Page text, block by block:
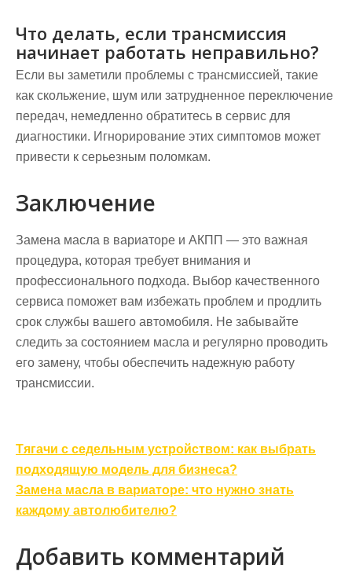
Что делать, если трансмиссия
начинает работать неправильно?
Если вы заметили проблемы с трансмиссией, такие
как скольжение, шум или затрудненное переключение
передач, немедленно обратитесь в сервис для
диагностики. Игнорирование этих симптомов может
привести к серьезным поломкам.
Заключение
Замена масла в вариаторе и АКПП — это важная
процедура, которая требует внимания и
профессионального подхода. Выбор качественного
сервиса поможет вам избежать проблем и продлить
срок службы вашего автомобиля. Не забывайте
следить за состоянием масла и регулярно проводить
его замену, чтобы обеспечить надежную работу
трансмиссии.
Навигация
по
записям
Тягачи с седельным устройством: как выбрать
подходящую модель для бизнеса?
Замена масла в вариаторе: что нужно знать
каждому автолюбителю?
Добавить комментарий